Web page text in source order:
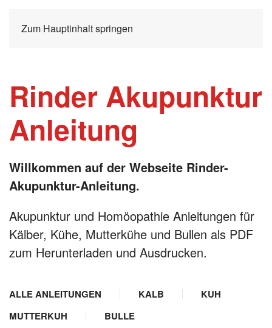
Zum Hauptinhalt springen
Rinder Akupunktur
Anleitung
Willkommen auf der Webseite Rinder-
Akupunktur-Anleitung.
Akupunktur und Homöopathie Anleitungen für
Kälber, Kühe, Mutterkühe und Bullen als PDF
zum Herunterladen und Ausdrucken.
ALLE ANLEITUNGEN KALB
KUH
MUTTERKUH
BULLE